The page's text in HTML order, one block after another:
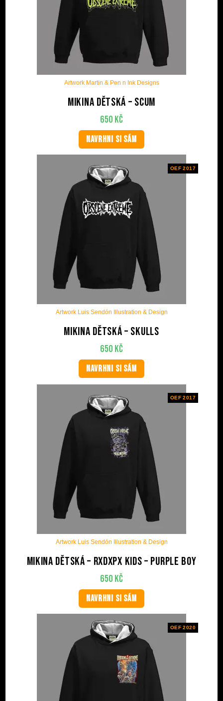
Artwork Martin & Pen n Ink Designs
Mikina dětská – Scum
650 Kč
NAVRHNI SI SÁM
OEF 2017
Artwork Luis Sendón Illustration & Design
Mikina dětská – Skulls
650 Kč
NAVRHNI SI SÁM
OEF 2017
Artwork Luis Sendón Illustration & Design
Mikina dětská – RxDxPx Kids – Purple Boy
650 Kč
NAVRHNI SI SÁM
OEF 2020